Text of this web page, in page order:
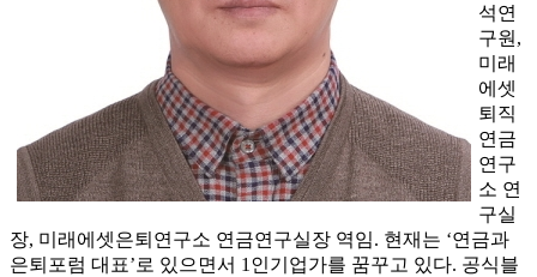
석연
구원,
미래
에셋
퇴직
연금
연구
소 연
구실
장, 미래에셋은퇴연구소 연금연구실장 역임. 현재는 ‘연금과
은퇴포럼 대표’로 있으면서 1인기업가를 꿈꾸고 있다. 공식블